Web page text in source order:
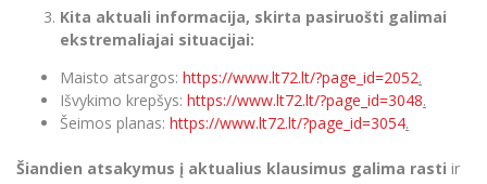
Kita aktuali informacija, skirta pasiruošti galimai
ekstremaliajai situacijai:
Maisto atsargos: https://www.lt72.lt/?page_id=2052.
Išvykimo krepšys: https://www.lt72.lt/?page_id=3048.
Šeimos planas: https://www.lt72.lt/?page_id=3054.
Šiandien atsakymus į aktualius klausimus galima rasti ir